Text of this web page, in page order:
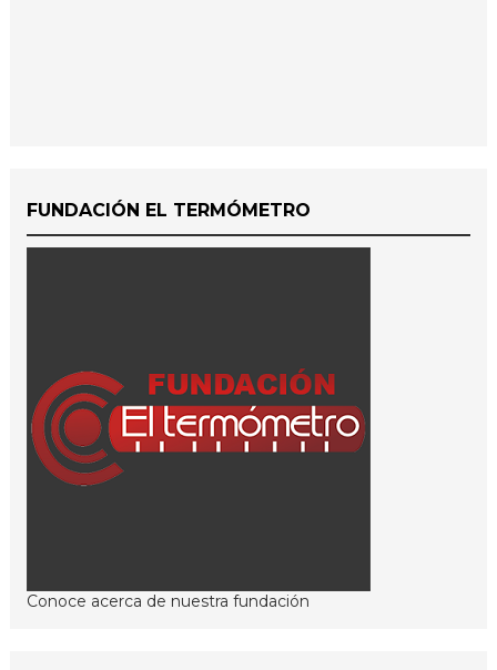
FUNDACIÓN EL TERMÓMETRO
Conoce acerca de nuestra fundación